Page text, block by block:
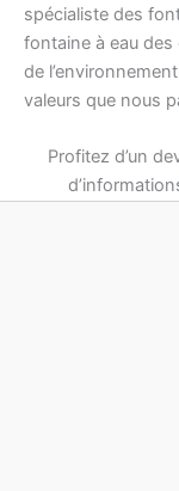
spécialiste des
fontaine à eau des
de
valeurs que nous
Profitez d’un